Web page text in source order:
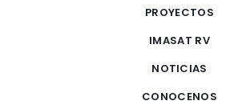
PROYECTOS
IMASAT RV
NOTICIAS
CONOCENOS